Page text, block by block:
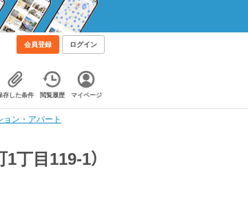
会員登録 ログイン
存した条件 閲覧履歴 マイページ
ン・アパート
丁目119-1）